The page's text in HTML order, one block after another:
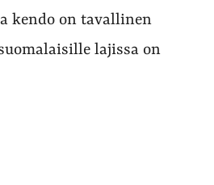
kendo on tavallinen
lajissa on